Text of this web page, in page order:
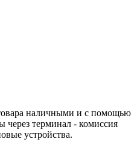
наличными и с помощью
через терминал - комиссия
устройства.